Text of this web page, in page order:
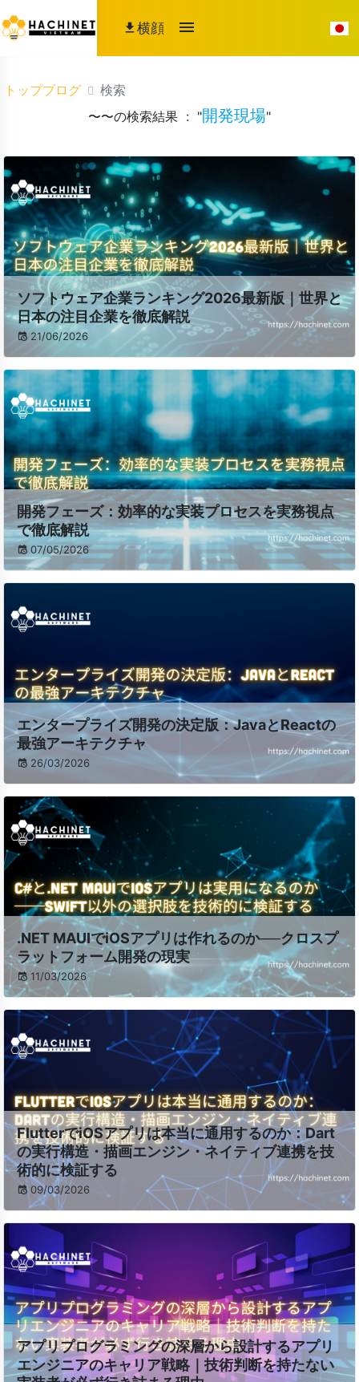
横顔
トップブログ
検索
〜〜の検索結果 : "開発現場"
ソフトウェア企業ランキング2026最新版｜世界と
日本の注目企業を徹底解説
21/06/2026
開発フェーズ：効率的な実装プロセスを実務視点
で徹底解説
07/05/2026
エンタープライズ開発の決定版：JavaとReactの
最強アーキテクチャ
26/03/2026
.NET MAUIでiOSアプリは作れるのか──クロスプ
ラットフォーム開発の現実
11/03/2026
FlutterでiOSアプリは本当に通用するのか：Dart
の実行構造・描画エンジン・ネイティブ連携を技
術的に検証する
09/03/2026
アプリプログラミングの深層から設計するアプリ
エンジニアのキャリア戦略｜技術判断を持たない